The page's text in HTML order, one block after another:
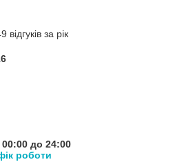
за рік
до 24:00
роботи